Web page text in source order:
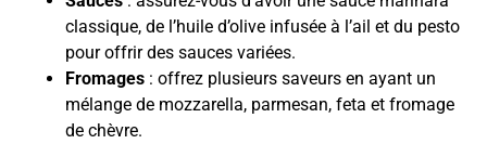
classique, de l’huile d’olive infusée à l’ail et du pesto
pour offrir des sauces variées.
Fromages : offrez plusieurs saveurs en ayant un
mélange de mozzarella, parmesan, feta et fromage
de chèvre.